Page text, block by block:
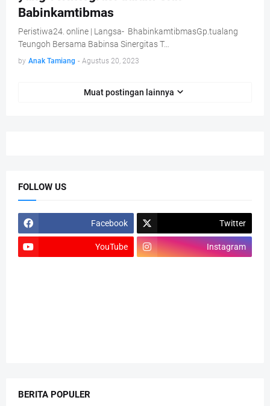
Babinkamtibmas
Peristiwa24. online | Langsa- BhabinkamtibmasGp.tualang
Teungoh Bersama Babinsa Sinergitas T…
by Anak Tamiang - Agustus 20, 2023
Muat postingan lainnya
FOLLOW US
Facebook Twitter
YouTube Instagram
BERITA POPULER